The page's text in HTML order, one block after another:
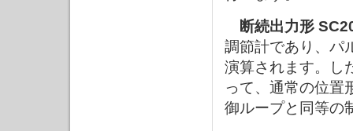
断続出力形
調節計であり、パ
演算されます。し
って、通常の位置
御ループと同等の